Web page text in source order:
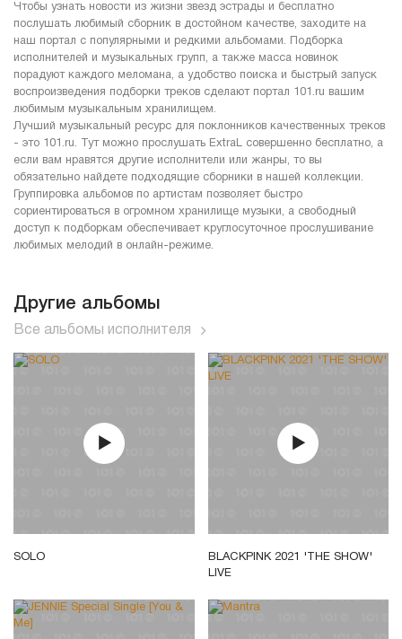
Чтобы узнать новости из жизни звезд эстрады и бесплатно
послушать любимый сборник в достойном качестве, заходите на
наш портал с популярными и редкими альбомами. Подборка
исполнителей и музыкальных групп, а также масса новинок
порадуют каждого меломана, а удобство поиска и быстрый запуск
воспроизведения подборки треков сделают портал 101.ru вашим
любимым музыкальным хранилищем.
Лучший музыкальный ресурс для поклонников качественных треков
- это 101.ru. Тут можно прослушать ExtraL совершенно бесплатно, а
если вам нравятся другие исполнители или жанры, то вы
обязательно найдете подходящие сборники в нашей коллекции.
Группировка альбомов по артистам позволяет быстро
сориентироваться в огромном хранилище музыки, а свободный
доступ к подборкам обеспечивает круглосуточное прослушивание
любимых мелодий в онлайн-режиме.
Другие альбомы
Все альбомы исполнителя
SOLO
BLACKPINK 2021 'THE SHOW'
LIVE